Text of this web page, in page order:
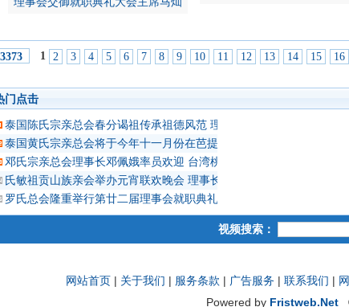
3373 1 2 3 4 5 6 7 8 9 10 11 12 13 14 15 16
门点击
泰国陈氏宗亲总会春分谒祖传承祖德风范 理事长陈正博士领导理事
泰国黄氏宗亲总会将于今年十一月份在芭提雅 隆重举办“世黄第十四届
邓氏宗亲总会理事长邓佩娥率员欢迎 台湾桃园邓氏宗亲会理事长锦源
氏敏祖贡山族亲会举办元宵联欢晚会 理事长王钦泉致欢迎词 首长孙
罗氏总会隆重举行第廿二届理事会就职典礼 罗锦碟主持仪式向蝉联
视频搜索：
网站首页 | 关于我们 | 服务条款 | 广告服务 | 联系我们 |
Powered by Fristweb.Net©